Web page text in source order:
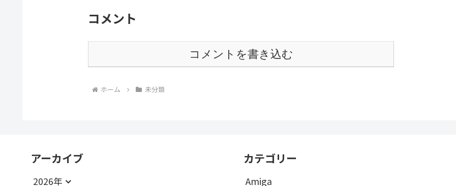
コメント
コメントを書き込む
ホーム 未分類
アーカイブ
2026年
カテゴリー
Amiga